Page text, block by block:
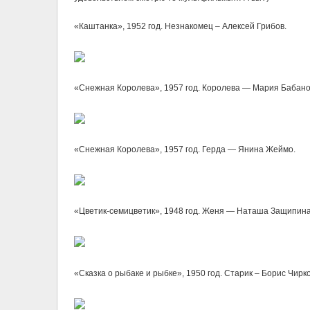
«Каштанка», 1952 год. Незнакомец – Алексей Грибов.
«Снежная Королева», 1957 год. Королева — Мария
«Снежная Королева», 1957 год. Герда — Янина Жеймо.
«Цветик-cемицветик», 1948 год. Женя — Наташа
«Сказка о рыбаке и рыбке», 1950 год. Старик – Борис